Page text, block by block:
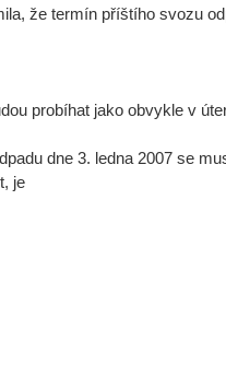
že termín příštího svozu
probíhat jako obvykle v
dne 3. ledna 2007 se
je